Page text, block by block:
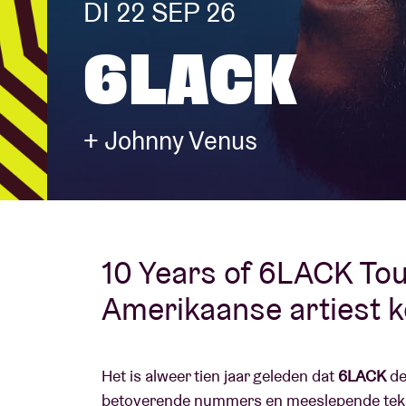
AB ❤ you
DI 22 SEP 26
6LACK
+ Johnny Venus
10 Years of 6LACK
Amerikaanse artiest
Het is alweer tien jaar geleden dat 6LACK
betoverende nummers en meeslepende